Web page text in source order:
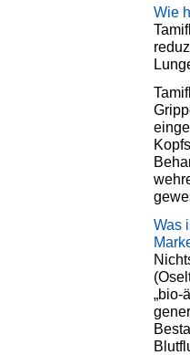
Wie
Was
„bio-